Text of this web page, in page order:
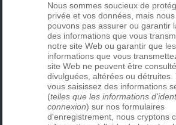
Nous sommes soucieux de
privée et vos données, mais nous
pouvons pas assurer ou garantir
des informations que vous
notre site Web ou garantir que les
informations que vous
site Web ne peuvent être
divulguées, altérées ou détruites.
vous saisissez des informations
(telles que les informations
connexion) sur nos formulaires
d'enregistrement, nous cryptons